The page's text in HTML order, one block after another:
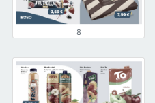
8